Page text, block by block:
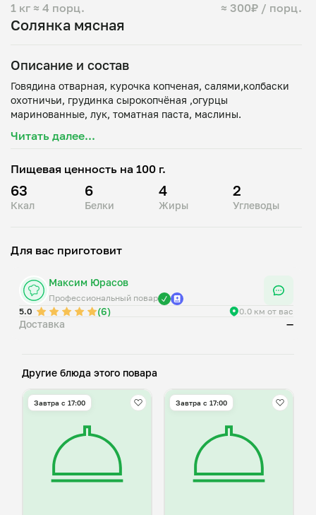
Солянка мясная
1 кг ≈ 4 порц. ≈ 300₽ / порц.
Описание и состав
Говядина отварная, курочка копченая, салями,колбаски
охотничьи, грудинка сырокопчёная ,огурцы
Читать далее...
Пищевая ценность на 100 г.
63
Ккал
6
Белки
4
Жиры
2
Углеводы
Для вас приготовит
Максим Юрасов
Профессиональный повар
5.0
(6) 0.0 км от вас
Доставка —
Другие блюда этого повара
Завтра c 17:00 Завтра c 17:00